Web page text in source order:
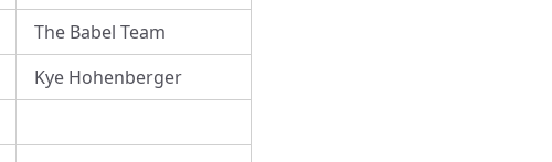
The Babel Team
Kye Hohenberger